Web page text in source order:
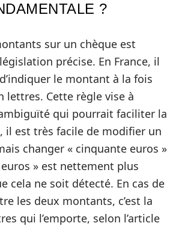
?
sur un chèque est
précise. En France, il
le montant à la fois
lettres. Cette règle vise à
qui pourrait faciliter la
il est très facile de modifier un
changer « cinquante euros »
» est nettement plus
cela ne soit détecté. En cas de
les deux montants, c’est la
qui l’emporte, selon l’article